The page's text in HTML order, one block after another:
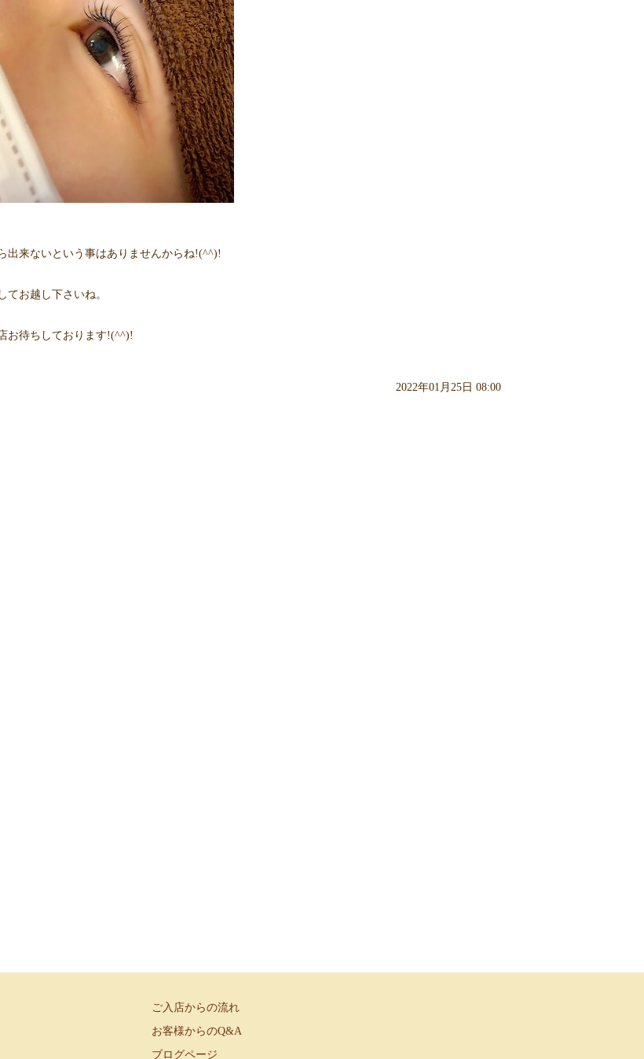
出来ないという事はありませんからね!(^^)!
てお越し下さいね。
お待ちしております!(^^)!
2022年01月25日 08:00
ご入店からの流れ
お客様からのQ&A
ブログページ